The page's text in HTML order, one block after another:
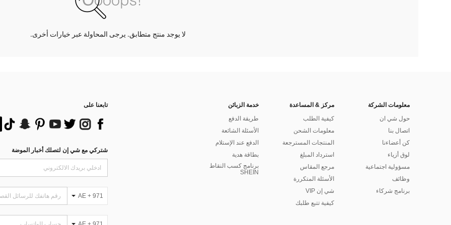
لا يوجد منتج متطابق. يرجى المحاولة عبر خيارات أخرى.
معلومات الشركة
حول شي ان
اتصال بنا
كن أعضاءنا
لوق أزياء
مسؤولية اجتماعية
وظائف
برنامج شركاء
مركز & المساعدة
كيفية الطلب
معلومات الشحن
المنتجات المسترجعة
استرداد المبلغ
مرجع المقاس
الأسئلة المتكررة
شي إن VIP
كيفية تتبع طلبك
خدمة الزبائن
طريقة الدفع
الأسئلة الشائعة
الدفع عند الإستلام
بطاقة هدية
برنامج كسب النقاط
SHEIN
تابعنا على
شتركي مع شي إن لتصلك أخبار الموضة
AE + 971